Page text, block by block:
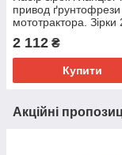
привод ґрунтофрези
мототрактора. Зірки
посадка 18 мм, 13
ланцюг 12.7 мм, 50
2 112 ₴
Купити
Акційні